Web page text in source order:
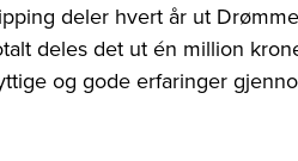
deler hvert år ut
deles det ut én million
og gode erfaringer